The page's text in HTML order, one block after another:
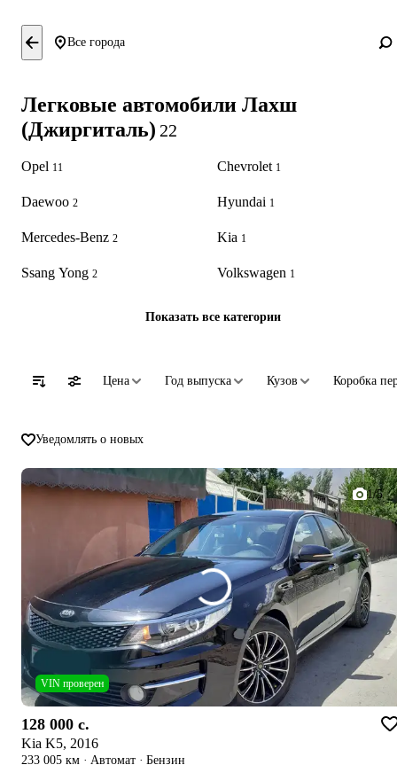
Все города
Легковые автомобили Лахш
(Джиргиталь) 22
Opel 11
Daewoo 2
Mercedes-Benz 2
Ssang Yong 2
Chevrolet 1
Hyundai 1
Kia 1
Volkswagen 1
Показать все категории
Цена Год выпуска Кузов Коробка
Уведомлять о новых
1/5
VIN проверен
128 000 c.
Kia K5, 2016
233 005 км · Автомат · Бензин